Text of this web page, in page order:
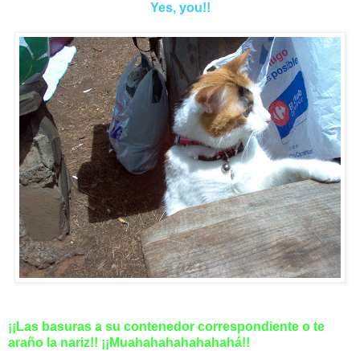
Yes, you!!
¡¡Las basuras a su contenedor correspondiente o te
araño la nariz!! ¡¡Muahahahahahahahá!!